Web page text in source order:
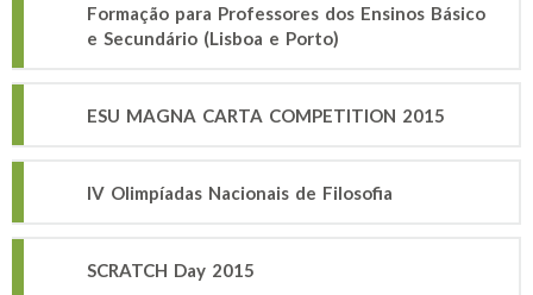
Formação para Professores dos Ensinos Básico
e Secundário (Lisboa e Porto)
ESU MAGNA CARTA COMPETITION 2015
IV Olimpíadas Nacionais de Filosofia
SCRATCH Day 2015